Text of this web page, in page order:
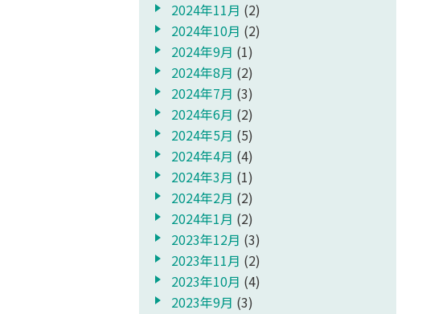
2024年11月 (2)
2024年10月 (2)
2024年9月 (1)
2024年8月 (2)
2024年7月 (3)
2024年6月 (2)
2024年5月 (5)
2024年4月 (4)
2024年3月 (1)
2024年2月 (2)
2024年1月 (2)
2023年12月 (3)
2023年11月 (2)
2023年10月 (4)
2023年9月 (3)